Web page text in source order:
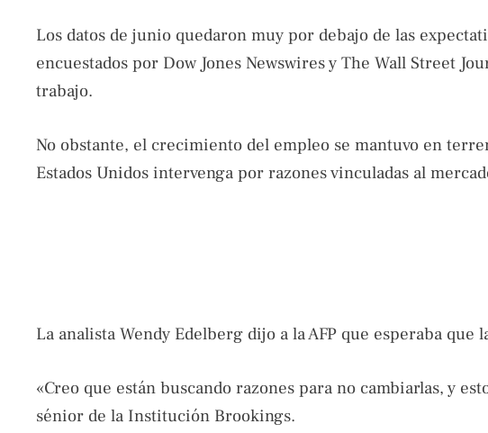
Los datos de junio quedaron muy por debajo de las
encuestados por Dow Jones Newswires y The Wall Street
trabajo.
No obstante, el crecimiento del empleo se mantuvo en
Estados Unidos intervenga por razones vinculadas al
La analista Wendy Edelberg dijo a la AFP que esperaba
«Creo que están buscando razones para no cambiarlas, y
sénior de la Institución Brookings.